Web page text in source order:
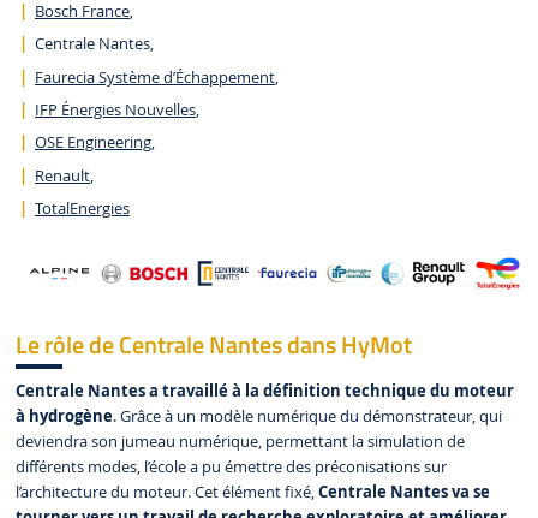
Bosch France,
Centrale Nantes,
Faurecia Système d’Échappement,
IFP Énergies Nouvelles,
OSE Engineering,
Renault,
TotalEnergies
Le rôle de Centrale Nantes dans HyMot
Centrale Nantes a travaillé à la définition technique du moteur
à hydrogène. Grâce à un modèle numérique du démonstrateur, qui
deviendra son jumeau numérique, permettant la simulation de
différents modes, l’école a pu émettre des préconisations sur
l’architecture du moteur. Cet élément fixé,Centrale Nantes va se